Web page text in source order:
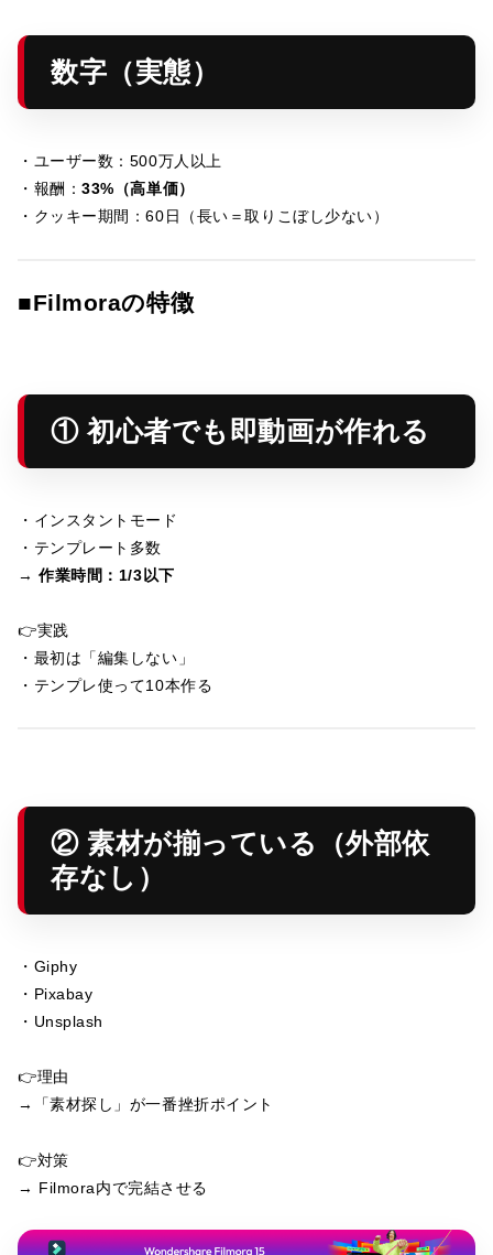
数字（実態）
・ユーザー数：500万人以上
・報酬：33%（高単価）
・クッキー期間：60日（長い＝取りこぼし少ない）
■Filmoraの特徴
① 初心者でも即動画が作れる
・インスタントモード
・テンプレート多数
→作業時間：1/3以下
👉実践
・最初は「編集しない」
・テンプレ使って10本作る
② 素材が揃っている（外部依
存なし）
・Giphy
・Pixabay
・Unsplash
👉理由
→「素材探し」が一番挫折ポイント
👉対策
→ Filmora内で完結させる